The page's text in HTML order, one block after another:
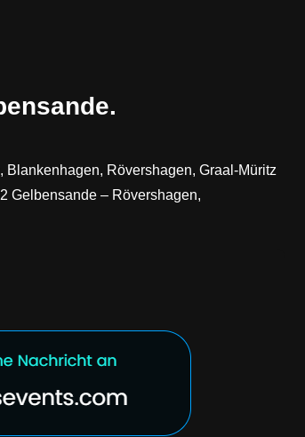
Rövershagen, Graal-Müritz
Gelbensande – Rövershagen,